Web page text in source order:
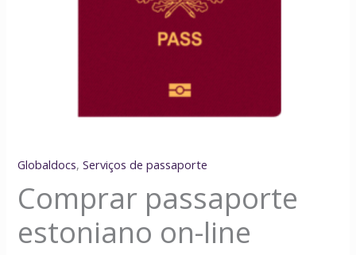
Globaldocs,Serviços de passaporte
Comprar passaporte
estoniano on-line